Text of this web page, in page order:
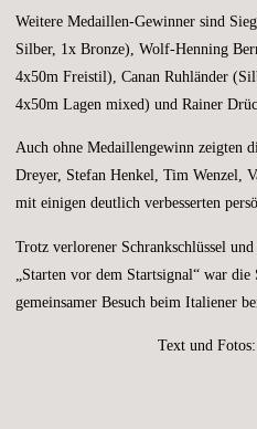
Weitere Medaillen-Gewinner sind
Silber, 1x Bronze), Wolf-Henning
4x50m Freistil), Canan Ruhländer
4x50m Lagen mixed) und Rainer
Auch ohne Medaillengewinn zeigten
Dreyer, Stefan Henkel, Tim Wenzel,
mit einigen deutlich verbesserten
Trotz verlorener Schrankschlüssel
„Starten vor dem Startsignal“ war
gemeinsamer Besuch beim Italiener
Text und